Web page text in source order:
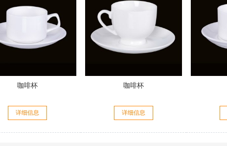
咖啡杯
详细信息
咖啡杯
详细信息